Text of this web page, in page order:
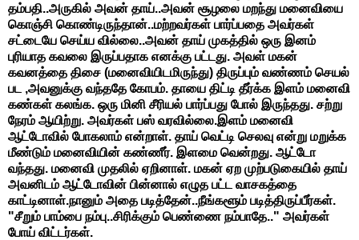
தம்பதி..அருகில் அவன் தாய்..அவன் சூழலை மறந்து மனைவியை
கொஞ்சி கொண்டிருந்தான்..மற்றவர்கள் பார்ப்பதை அவர்கள்
சட்டையே செய்ய வில்லை..அவன் தாய் முகத்தில் ஒரு இனம்
புரியாத கவலை இருப்பதாக எனக்கு பட்டது. அவள் மகன்
கவனத்தை திசை (மனைவியிடமிருந்து) திருப்பும் வண்ணம் செயல்
பட ,அவனுக்கு வந்ததே கோபம். தாயை திட்டி தீர்க்க இளம் மனைவி
கண்கள் கலங்க. ஒரு மினி சீரியல் பார்ப்பது போல் இருந்தது. சற்று
நேரம் ஆயிற்று. அவர்கள் பஸ் வரவில்லை.இளம் மனைவி
ஆட்டோவில் போகலாம் என்றாள். தாய் வெட்டி செலவு என்று மறுக்க
மீண்டும் மனைவியின் கண்ணீர். இளமை வென்றது. ஆட்டோ
வந்தது. மனைவி முதலில் ஏறினாள். மகன் ஏற முற்படுகையில் தாய்
அவனிடம் ஆட்டோவின் பின்னால் எழுத பட்ட வாசகத்தை
காட்டினாள்.நானும் அதை படித்தேன்..நீங்களூம் படித்திருப்பீர்கள்.
"சீறும் பாம்பை நம்பு..சிரிக்கும் பெண்ணை நம்பாதே.." அவர்கள்
போய் விட்டர்கள்.